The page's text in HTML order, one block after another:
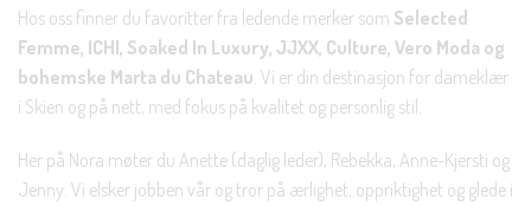
Hos oss finner du favoritter fra ledende merker som Selected
Femme, ICHI, Soaked In Luxury, JJXX, Culture, Vero Moda og
bohemske Marta du Chateau . Vi er din destinasjon for dameklær
i Skien og på nett, med fokus på kvalitet og personlig stil.
Her på Nora møter du Anette (daglig leder), Rebekka, Anne-Kjersti og
Jenny. Vi elsker jobben vår og tror på ærlighet, oppriktighet og glede i